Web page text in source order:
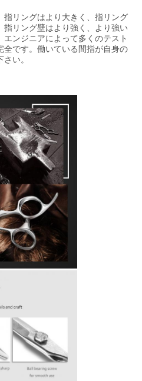
リングはより大きく、指リング
リング壁はより強く、より強い
ンジニアによって多くのテスト
です。働いている間指が自身の
い。